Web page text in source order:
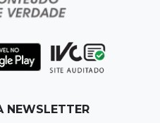
de transferência e
em mega feirão
NEWSLETTER